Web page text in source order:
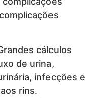
cálculos
de urina,
infecções e
rins.